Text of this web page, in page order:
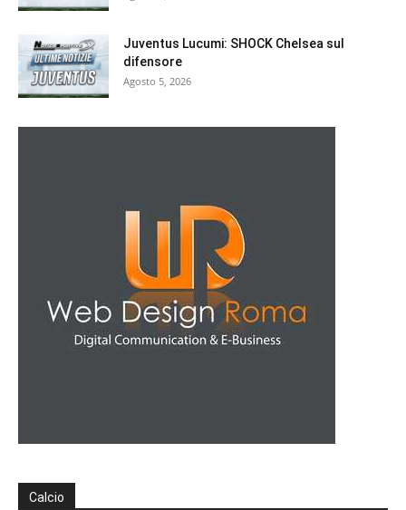
Juventus Lucumi: SHOCK Chelsea sul
difensore
Agosto 5, 2026
Calcio